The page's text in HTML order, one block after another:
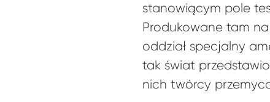
stanowiącym pole
Produkowane tam
oddział specjalny
tak świat
nich twórcy